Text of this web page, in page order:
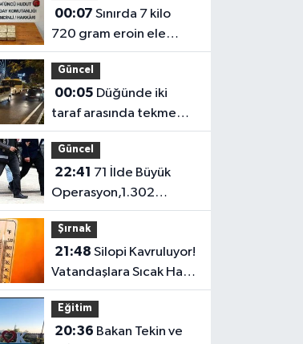
00:07
720 gram eroin ele
geçirildi
Güncel
00:05
taraf arasında tekme
tokat kavga: 5 yaralı
Güncel
22:41
Operasyon,1.302
Şüpheli Yakalandı
Şırnak
21:48
Vatandaşlara Sıcak Hava
Uyarısı
Eğitim
20:36